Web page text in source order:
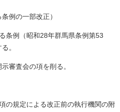
例の一部改正）
例（昭和28年群馬県条例第53
。
審査会の項を削る。
規定による改正前の執行機関の附